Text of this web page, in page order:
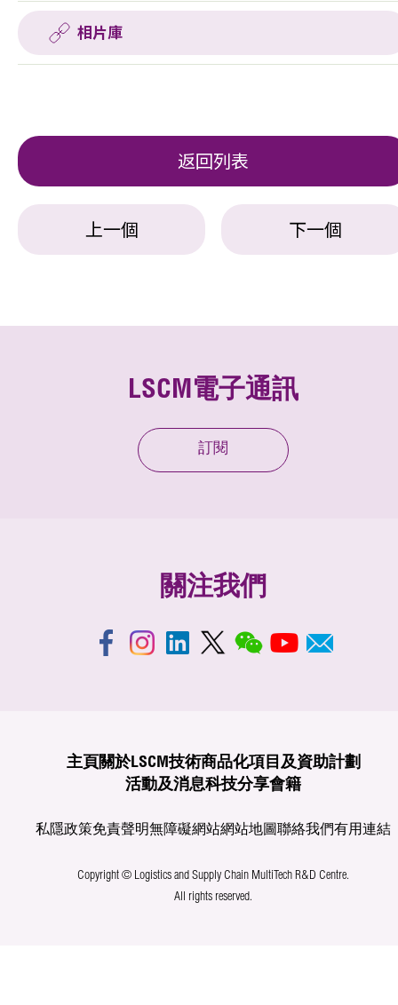
相片庫
返回列表
上一個 下一個
LSCM電子通訊
訂閱
關注我們
主頁 關於LSCM技術商品化項目及資助計劃
活動及消息科技分享會籍
私隱政策免責聲明無障礙網站網站地圖聯絡我們有用連結
Copyright © Logistics and Supply Chain MultiTech R&D Centre.
All rights reserved.